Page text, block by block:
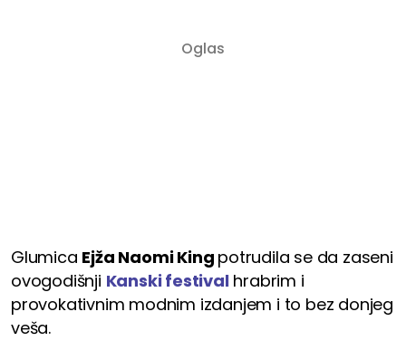
Glumica Ejža Naomi King potrudila se da zaseni
ovogodišnji Kanski festivalhrabrim i
provokativnim modnim izdanjem i to bez donjeg
veša.